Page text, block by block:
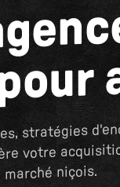
stratégies
votre
niçois.